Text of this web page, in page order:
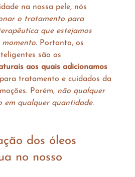
na nossa pele, nós
o tratamento para
que estejamos
momento. Portanto, os
são os
aos quais adicionamos
para tratamento e cuidados da
Porém, não qualquer
em qualquer quantidade.
dos óleos
no nosso